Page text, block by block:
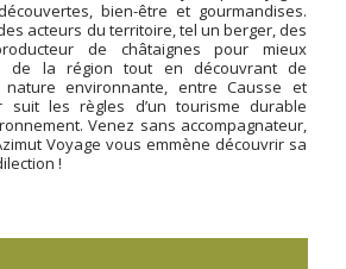
bien-être et gourmandises.
acteurs du territoire, tel un berger, des
de châtaignes pour mieux
de la région tout en découvrant de
environnante, entre Causse et
suit les règles d’un tourisme durable
Venez sans accompagnateur,
Voyage vous emmène découvrir sa
!